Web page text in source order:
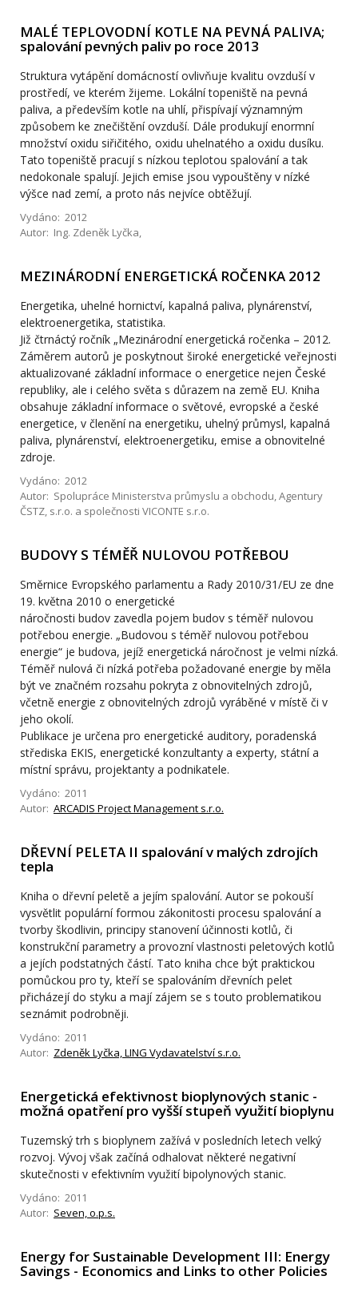
MALÉ TEPLOVODNÍ KOTLE NA PEVNÁ PALIVA;
spalování pevných paliv po roce 2013
Struktura vytápění domácností ovlivňuje kvalitu ovzduší v
prostředí, ve kterém žijeme. Lokální topeniště na pevná
paliva, a především kotle na uhlí, přispívají významným
způsobem ke znečištění ovzduší. Dále produkují enormní
množství oxidu siřičitého, oxidu uhelnatého a oxidu dusíku.
Tato topeniště pracují s nízkou teplotou spalování a tak
nedokonale spalují. Jejich emise jsou vypouštěny v nízké
výšce nad zemí, a proto nás nejvíce obtěžují.
Vydáno: 2012
Autor: Ing. Zdeněk Lyčka,
MEZINÁRODNÍ ENERGETICKÁ ROČENKA 2012
Energetika, uhelné hornictví, kapalná paliva, plynárenství,
elektroenergetika, statistika.
Již čtrnáctý ročník „Mezinárodní energetická ročenka – 2012.
Záměrem autorů je poskytnout široké energetické veřejnosti
aktualizované základní informace o energetice nejen České
republiky, ale i celého světa s důrazem na země EU. Kniha
obsahuje základní informace o světové, evropské a české
energetice, v členění na energetiku, uhelný průmysl, kapalná
paliva, plynárenství, elektroenergetiku, emise a obnovitelné
zdroje.
Vydáno: 2012
Autor: Spolupráce Ministerstva průmyslu a obchodu, Agentury
ČSTZ, s.r.o. a společnosti VICONTE s.r.o.
BUDOVY S TÉMĚŘ NULOVOU POTŘEBOU
Směrnice Evropského parlamentu a Rady 2010/31/EU ze dne
19. května 2010 o energetické
náročnosti budov zavedla pojem budov s téměř nulovou
potřebou energie. „Budovou s téměř nulovou potřebou
energie“ je budova, jejíž energetická náročnost je velmi nízká.
Téměř nulová či nízká potřeba požadované energie by měla
být ve značném rozsahu pokryta z obnovitelných zdrojů,
včetně energie z obnovitelných zdrojů vyráběné v místě či v
jeho okolí.
Publikace je určena pro energetické auditory, poradenská
střediska EKIS, energetické konzultanty a experty, státní a
místní správu, projektanty a podnikatele.
Vydáno: 2011
Autor: ARCADIS Project Management s.r.o.
DŘEVNÍ PELETA II spalování v malých zdrojích
tepla
Kniha o dřevní peletě a jejím spalování. Autor se pokouší
vysvětlit populární formou zákonitosti procesu spalování a
tvorby škodlivin, principy stanovení účinnosti kotlů, či
konstrukční parametry a provozní vlastnosti peletových kotlů
a jejích podstatných částí. Tato kniha chce být praktickou
pomůckou pro ty, kteří se spalováním dřevních pelet
přicházejí do styku a mají zájem se s touto problematikou
seznámit podrobněji.
Vydáno: 2011
Autor: Zdeněk Lyčka, LING Vydavatelství s.r.o.
Energetická efektivnost bioplynových stanic -
možná opatření pro vyšší stupeň využití bioplynu
Tuzemský trh s bioplynem zažívá v posledních letech velký
rozvoj. Vývoj však začíná odhalovat některé negativní
skutečnosti v efektivním využití bipolynových stanic.
Vydáno: 2011
Autor: Seven, o.p.s.
Energy for Sustainable Development III: Energy
Savings - Economics and Links to other Policies